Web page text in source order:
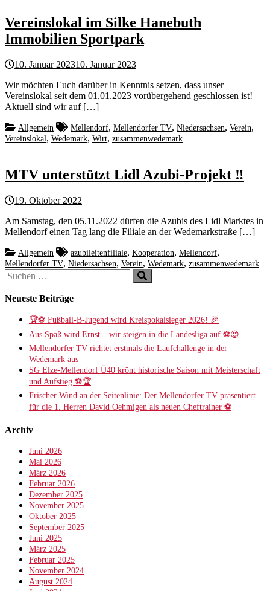
Vereinslokal im Silke Hanebuth
Immobilien Sportpark
10. Januar 202310. Januar 2023
Wir möchten Euch darüber in Kenntnis setzen, dass unser
Vereinslokal seit dem 01.01.2023 vorübergehend geschlossen ist!
Aktuell sind wir auf […]
Allgemein Mellendorf, Mellendorfer TV, Niedersachsen, Verein,
Vereinslokal, Wedemark, Wirt, zusammenwedemark
MTV unterstützt Lidl Azubi-Projekt ‼️
19. Oktober 2022
Am Samstag, den 05.11.2022 dürfen die Azubis des Lidl Marktes in
Mellendorf einen Tag lang die Filiale an der Wedemarkstraße […]
Allgemein azubileitenfiliale, Kooperation, Mellendorf,
Mellendorfer TV, Niedersachsen, Verein, Wedemark, zusammenwedemark
Suchen
nach:
Suchen
Neueste Beiträge
🏆⚽ Fußball-B-Jugend wird Kreispokalsieger 2026! 🎉
Aus Spaß wird Ernst – wir steigen in die Landesliga auf ⚽😍
Mellendorfer TV richtet erstmals die Laufchallenge in der
Wedemark aus
SG Elze-Mellendorf Ü40 krönt historische Saison mit Meisterschaft
und Aufstieg ⚽️🏆
Frischer Wind an der Seitenlinie: Der Mellendorfer TV präsentiert
für die 1. Herren David Oehmigen als neuen Cheftrainer ⚽️
Archiv
Juni 2026
Mai 2026
März 2026
Februar 2026
Dezember 2025
November 2025
Oktober 2025
September 2025
Juni 2025
März 2025
Februar 2025
November 2024
August 2024